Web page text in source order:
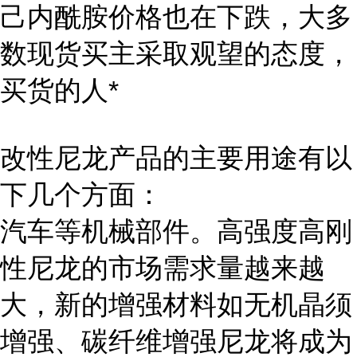
己内酰胺价格也在下跌，大多
数现货买主采取观望的态度，
买货的人*
改性尼龙产品的主要用途有以
下几个方面：
汽车等机械部件。高强度高刚
性尼龙的市场需求量越来越
大，新的增强材料如无机晶须
增强、碳纤维增强尼龙将成为